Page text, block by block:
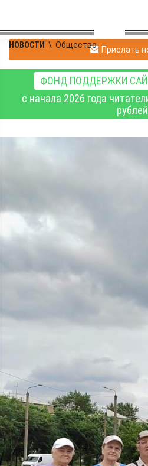
НОВОСТИ \ Общество Прислать
ФОНД ПОДДЕРЖКИ
с начала 2026 года
рублей
Из
почты: «Мы
жизнь за